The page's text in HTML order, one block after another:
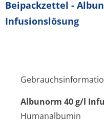
Beipackzettel -
Infusionslösung
Albunorm 40 g/l
Humanalbumin